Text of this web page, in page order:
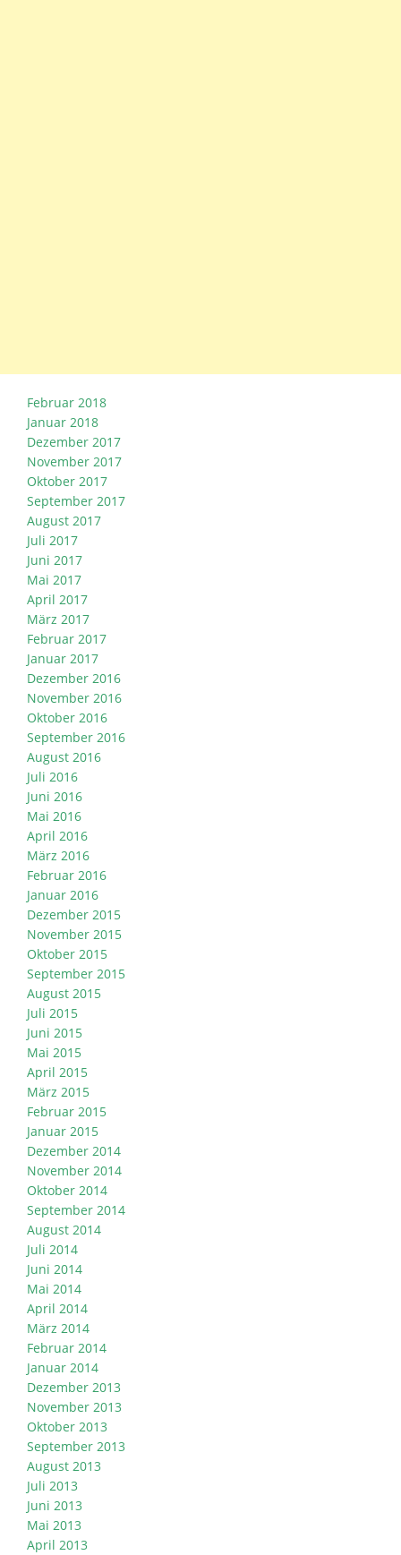
Februar 2018
Januar 2018
Dezember 2017
November 2017
Oktober 2017
September 2017
August 2017
Juli 2017
Juni 2017
Mai 2017
April 2017
März 2017
Februar 2017
Januar 2017
Dezember 2016
November 2016
Oktober 2016
September 2016
August 2016
Juli 2016
Juni 2016
Mai 2016
April 2016
März 2016
Februar 2016
Januar 2016
Dezember 2015
November 2015
Oktober 2015
September 2015
August 2015
Juli 2015
Juni 2015
Mai 2015
April 2015
März 2015
Februar 2015
Januar 2015
Dezember 2014
November 2014
Oktober 2014
September 2014
August 2014
Juli 2014
Juni 2014
Mai 2014
April 2014
März 2014
Februar 2014
Januar 2014
Dezember 2013
November 2013
Oktober 2013
September 2013
August 2013
Juli 2013
Juni 2013
Mai 2013
April 2013